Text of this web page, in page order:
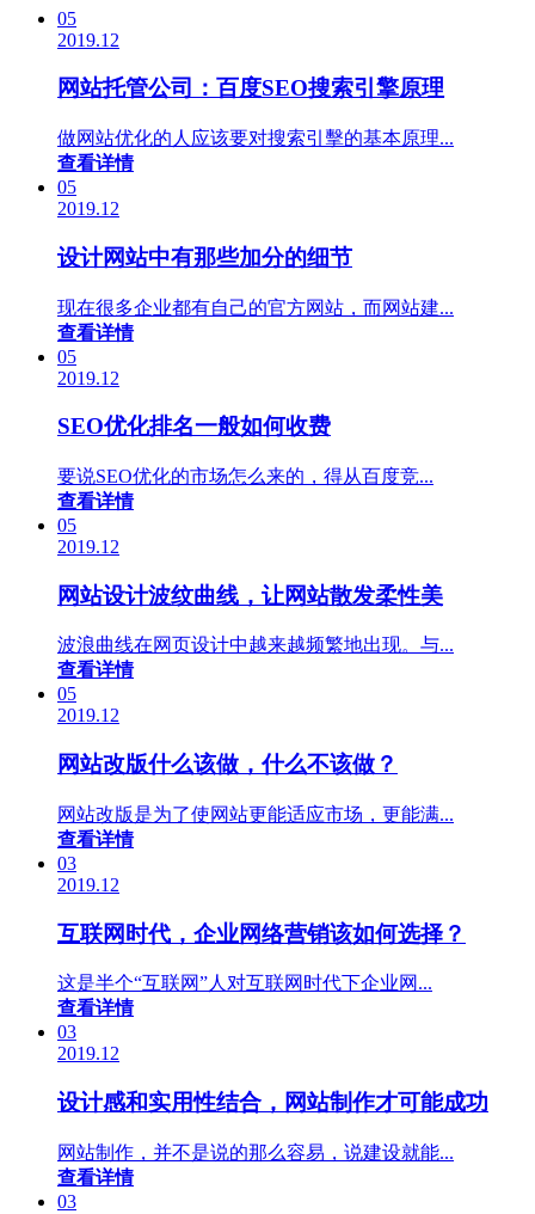
05
2019.12
网站托管公司：百度SEO搜索引擎原理
做网站优化的人应该要对搜索引擊的基本原理...
查看详情
05
2019.12
设计网站中有那些加分的细节
现在很多企业都有自己的官方网站，而网站建...
查看详情
05
2019.12
SEO优化排名一般如何收费
要说SEO优化的市场怎么来的，得从百度竞...
查看详情
05
2019.12
网站设计波纹曲线，让网站散发柔性美
波浪曲线在网页设计中越来越频繁地出现。与...
查看详情
05
2019.12
网站改版什么该做，什么不该做？
网站改版是为了使网站更能适应市场，更能满...
查看详情
03
2019.12
互联网时代，企业网络营销该如何选择？
这是半个“互联网”人对互联网时代下企业网...
查看详情
03
2019.12
设计感和实用性结合，网站制作才可能成功
网站制作，并不是说的那么容易，说建设就能...
查看详情
03